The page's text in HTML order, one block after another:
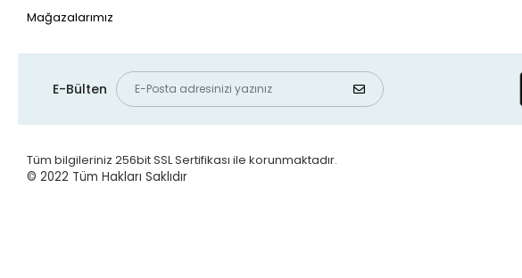
Mağazalarımız
E-Bülten
Tüm bilgileriniz 256bit SSL Sertifikası ile korunmaktadır.
© 2022 Tüm Hakları Saklıdır